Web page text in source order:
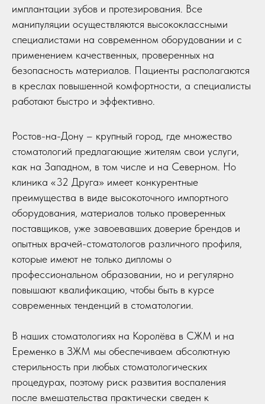
имплантации зубов и протезирования. Все
манипуляции осуществляются высококлассными
специалистами на современном оборудовании и с
применением качественных, проверенных на
безопасность материалов. Пациенты располагаются
в креслах повышенной комфортности, а специалисты
работают быстро и эффективно.
Ростов-на-Дону – крупный город, где множество
стоматологий предлагающие жителям свои услуги,
как на Западном, в том числе и на Северном. Но
клиника «32 Друга» имеет конкурентные
преимущества в виде высокоточного импортного
оборудования, материалов только проверенных
поставщиков, уже завоевавших доверие брендов и
опытных врачей-стоматологов различного профиля,
которые имеют не только дипломы о
профессиональном образовании, но и регулярно
повышают квалификацию, чтобы быть в курсе
современных тенденций в стоматологии.
В наших стоматологиях на Королёва в СЖМ и на
Еременко в ЗЖМ мы обеспечиваем абсолютную
стерильность при любых стоматологических
процедурах, поэтому риск развития воспаления
после вмешательства практически сведен к